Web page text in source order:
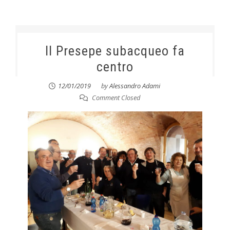
Il Presepe subacqueo fa
centro
12/01/2019 byAlessandro Adami
Comment Closed